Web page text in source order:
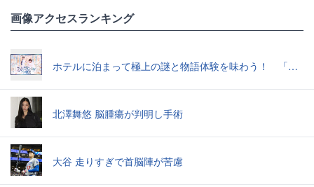
画像アクセスランキング
ホテルに泊まって極上の謎と物語体験を味わう！ 「真夜中のミステリーウェディングからの脱出」で“超没入”体験してきた
北澤舞悠 脳腫瘍が判明し手術
大谷 走りすぎで首脳陣が苦慮